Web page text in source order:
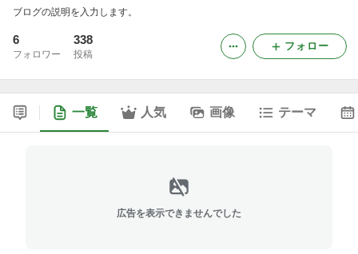
ブログの説明を入力します。
6
フォロワー
338
投稿
フォロー
一覧 人気 画像 テーマ
広告を表示できませんでした